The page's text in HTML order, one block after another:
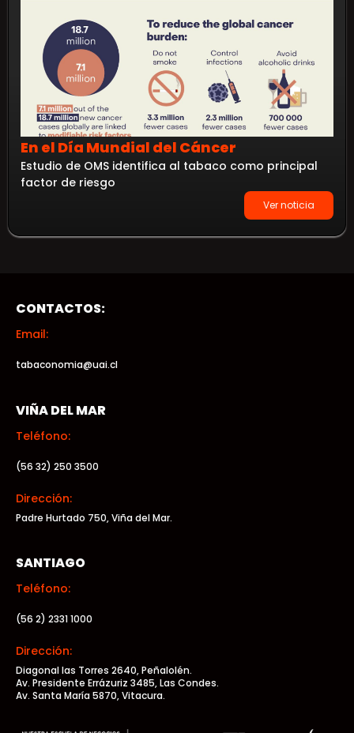
En el Día Mundial del Cáncer
Estudio de OMS identifica al tabaco como principal
factor de riesgo
Ver noticia
CONTACTOS:
Email:
tabaconomia@uai.cl
VIÑA DEL MAR
Teléfono:
(56 32) 250 3500
Dirección:
Padre Hurtado 750, Viña del Mar.
SANTIAGO
Teléfono:
(56 2) 2331 1000
Dirección:
Diagonal las Torres 2640, Peñalolén.
Av. Presidente Errázuriz 3485, Las Condes.
Av. Santa María 5870, Vitacura.